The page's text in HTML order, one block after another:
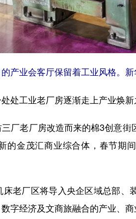
业会客厅保留着工业风格。新
工业老厂房逐渐走上产业焕新
老厂房改造而来的棉3创意街
的金茂汇商业综合体，春节期
厂区将导入央企区域总部、
字经济及文商旅融合的产业、商